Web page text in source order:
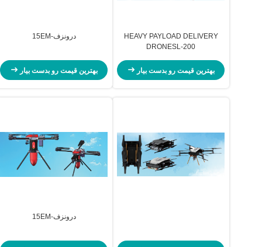
HEAVY PAYLOAD DELIVERY
DRONESL-200
بهترین قیمت رو بدست بیار
درونزف-15EM
بهترین قیمت رو بدست بیار
درونزف-15EM